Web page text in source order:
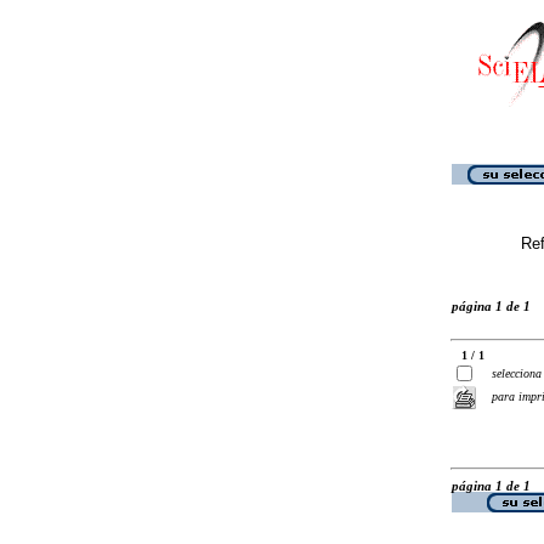
página 1 de 1
1 / 1
selecciona
para
página 1 de 1